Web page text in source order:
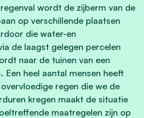
wordt de zijberm van de
op verschillende plaatsen
die water-en
de laagst gelegen percelen
naar de tuinen van een
Een heel aantal mensen heeft
regen die we de
kregen maakt de situatie
maatregelen zijn op